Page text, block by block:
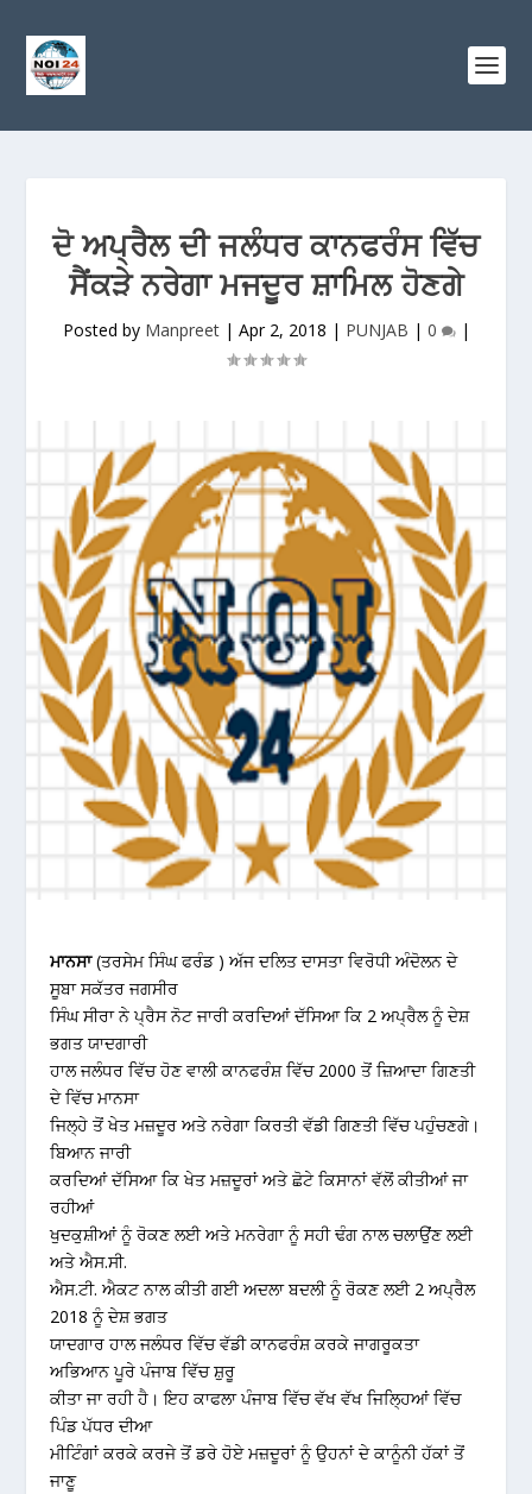
ਦੋ ਅਪ੍ਰੈਲ ਦੀ ਜਲੰਧਰ ਕਾਨਫਰੰਸ ਵਿੱਚ
ਸੈਂਕੜੇ ਨਰੇਗਾ ਮਜਦੂਰ ਸ਼ਾਮਿਲ ਹੋਣਗੇ
Posted by Manpreet| Apr 2, 2018 | PUNJAB | 0 |
ਮਾਨਸਾ(ਤਰਸੇਮ ਸਿੰਘ ਫਰੰਡ ) ਅੱਜ ਦਲਿਤ ਦਾਸਤਾ ਵਿਰੋਧੀ ਅੰਦੋਲਨ ਦੇ
ਸੂਬਾ ਸਕੱਤਰ ਜਗਸੀਰ
ਸਿੰਘ ਸੀਰਾ ਨੇ ਪ੍ਰੈਸ ਨੋਟ ਜਾਰੀ ਕਰਦਿਆਂ ਦੱਸਿਆ ਕਿ 2 ਅਪ੍ਰੈਲ ਨੂੰ ਦੇਸ਼
ਭਗਤ ਯਾਦਗਾਰੀ
ਹਾਲ ਜਲੰਧਰ ਵਿੱਚ ਹੋਣ ਵਾਲੀ ਕਾਨਫਰੰਸ਼ ਵਿੱਚ 2000 ਤੋਂ ਜ਼ਿਆਦਾ ਗਿਣਤੀ
ਦੇ ਵਿੱਚ ਮਾਨਸਾ
ਜਿਲ੍ਹੇ ਤੋਂ ਖੇਤ ਮਜ਼ਦੂਰ ਅਤੇ ਨਰੇਗਾ ਕਿਰਤੀ ਵੱਡੀ ਗਿਣਤੀ ਵਿੱਚ ਪਹੁੰਚਣਗੇ।
ਬਿਆਨ ਜਾਰੀ
ਕਰਦਿਆਂ ਦੱਸਿਆ ਕਿ ਖੇਤ ਮਜ਼ਦੂਰਾਂ ਅਤੇ ਛੋਟੇ ਕਿਸਾਨਾਂ ਵੱਲੋਂ ਕੀਤੀਆਂ ਜਾ
ਰਹੀਆਂ
ਖੁਦਕੁਸ਼ੀਆਂ ਨੂੰ ਰੋਕਣ ਲਈ ਅਤੇ ਮਨਰੇਗਾ ਨੂੰ ਸਹੀ ਢੰਗ ਨਾਲ ਚਲਾਉਂਣ ਲਈ
ਅਤੇ ਐਸ.ਸੀ.
ਐਸ.ਟੀ. ਐਕਟ ਨਾਲ ਕੀਤੀ ਗਈ ਅਦਲਾ ਬਦਲੀ ਨੂੰ ਰੋਕਣ ਲਈ 2 ਅਪ੍ਰੈਲ
2018 ਨੂੰ ਦੇਸ਼ ਭਗਤ
ਯਾਦਗਾਰ ਹਾਲ ਜਲੰਧਰ ਵਿੱਚ ਵੱਡੀ ਕਾਨਫਰੰਸ਼ ਕਰਕੇ ਜਾਗਰੂਕਤਾ
ਅਭਿਆਨ ਪੂਰੇ ਪੰਜਾਬ ਵਿੱਚ ਸ਼ੁਰੂ
ਕੀਤਾ ਜਾ ਰਹੀ ਹੈ। ਇਹ ਕਾਫਲਾ ਪੰਜਾਬ ਵਿੱਚ ਵੱਖ ਵੱਖ ਜਿਲਿ੍ਹਆਂ ਵਿੱਚ
ਪਿੰਡ ਪੱਧਰ ਦੀਆ
ਮੀਟਿੰਗਾਂ ਕਰਕੇ ਕਰਜੇ ਤੋਂ ਡਰੇ ਹੋਏ ਮਜ਼ਦੂਰਾਂ ਨੂੰ ਉਹਨਾਂ ਦੇ ਕਾਨੂੰਨੀ ਹੱਕਾਂ ਤੋਂ
ਜਾਣੂ